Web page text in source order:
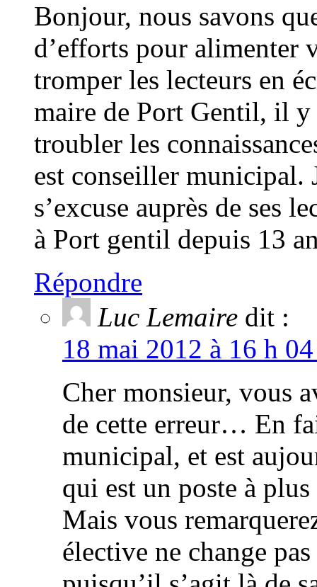
Bonjour, nous savons
d’efforts pour alimenter
tromper les lecteurs en
maire de Port Gentil, il y
troubler les
est conseiller municipal.
s’excuse auprès de ses
à Port gentil depuis 13
Répondre
Luc Lemaire dit :
18 mai 2012 à 16 h
Cher monsieur, vous
de cette erreur… En
municipal, et est
qui est un poste à
Mais vous
élective ne change